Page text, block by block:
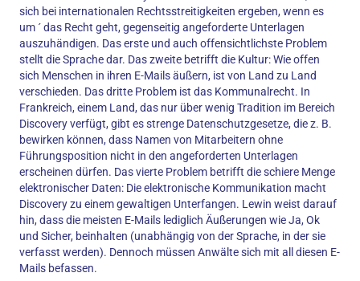
sich bei internationalen Rechtsstreitigkeiten ergeben, wenn es
um ´ das Recht geht, gegenseitig angeforderte Unterlagen
auszuhändigen. Das erste und auch offensichtlichste Problem
stellt die Sprache dar. Das zweite betrifft die Kultur: Wie offen
sich Menschen in ihren E-Mails äußern, ist von Land zu Land
verschieden. Das dritte Problem ist das Kommunalrecht. In
Frankreich, einem Land, das nur über wenig Tradition im Bereich
Discovery verfügt, gibt es strenge Datenschutzgesetze, die z. B.
bewirken können, dass Namen von Mitarbeitern ohne
Führungsposition nicht in den angeforderten Unterlagen
erscheinen dürfen. Das vierte Problem betrifft die schiere Menge
elektronischer Daten: Die elektronische Kommunikation macht
Discovery zu einem gewaltigen Unterfangen. Lewin weist darauf
hin, dass die meisten E-Mails lediglich Äußerungen wie Ja, Ok
und Sicher, beinhalten (unabhängig von der Sprache, in der sie
verfasst werden). Dennoch müssen Anwälte sich mit all diesen E-
Mails befassen.